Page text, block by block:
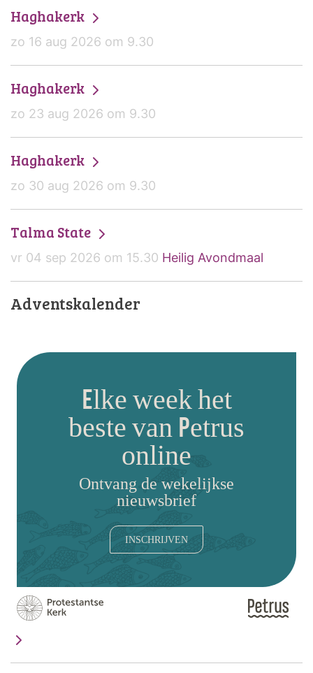
Haghakerk
zo 16 aug 2026 om 9.30
Haghakerk
zo 23 aug 2026 om 9.30
Haghakerk
zo 30 aug 2026 om 9.30
Talma State
vr 04 sep 2026 om 15.30 Heilig Avondmaal
Adventskalender
Elke week het
beste van Petrus
online
Ontvang de wekelijkse
nieuwsbrief
INSCHRIJVEN